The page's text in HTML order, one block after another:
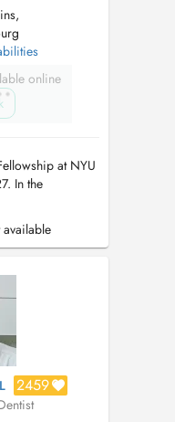
online
at NYU
In the
with Dr
Merjai and
Philippe
2459